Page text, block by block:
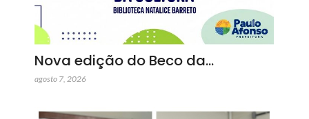
Nova edição do Beco da…
agosto 7, 2026